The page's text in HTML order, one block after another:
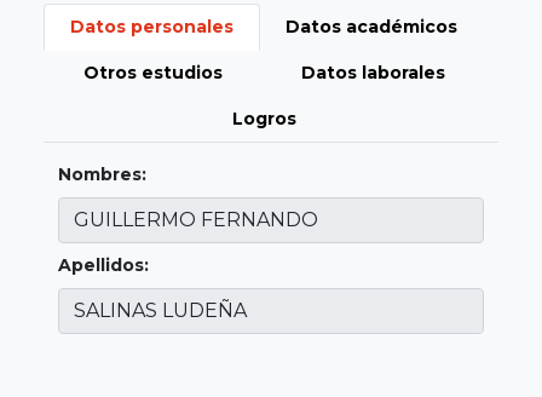
Datos personales Datos académicos
Otros estudios Datos laborales
Logros
Nombres:
Apellidos: